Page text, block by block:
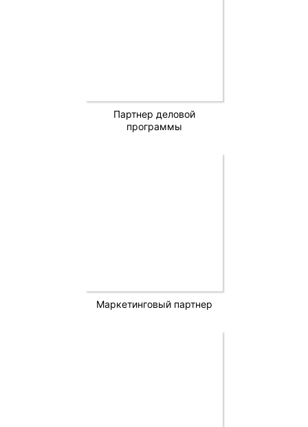
Партнер деловой
программы
Маркетинговый партнер